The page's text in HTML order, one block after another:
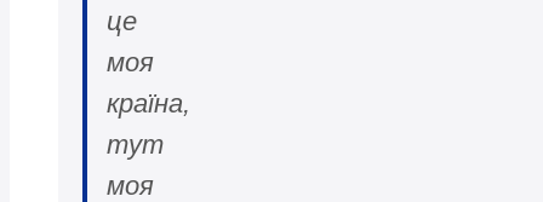
це
моя
країна,
тут
моя